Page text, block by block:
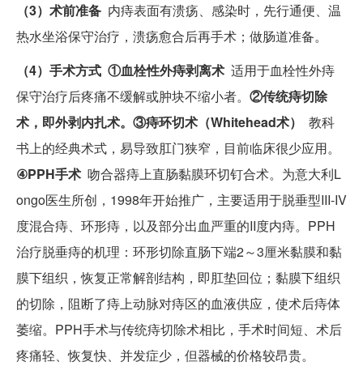
（3）术前准备 内痔表面有溃疡、感染时，先行通便、温
热水坐浴保守治疗，溃疡愈合后再手术；做肠道准备。
（4）手术方式 ①血栓性外痔剥离术 适用于血栓性外痔
保守治疗后疼痛不缓解或肿块不缩小者。 ②传统痔切除
术，即外剥内扎术。③痔环切术（Whitehead术）
教科
书上的经典术式，易导致肛门狭窄，目前临床很少应用。
④PPH手术 吻合器痔上直肠黏膜环切钉合术。为意大利L
ongo医生所创，1998年开始推广，主要适用于脱垂型III-IV
度混合痔、环形痔，以及部分出血严重的II度内痔。PPH
治疗脱垂痔的机理：环形切除直肠下端2～3厘米黏膜和黏
膜下组织，恢复正常解剖结构，即肛垫回位；黏膜下组织
的切除，阻断了痔上动脉对痔区的血液供应，使术后痔体
萎缩。PPH手术与传统痔切除术相比，手术时间短、术后
疼痛轻、恢复快、并发症少，但器械的价格较昂贵。